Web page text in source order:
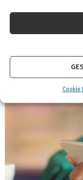
Cookie
Please enter an Access